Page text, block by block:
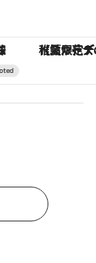
【銀座で出合う最旬美容】美髪ケアや上質